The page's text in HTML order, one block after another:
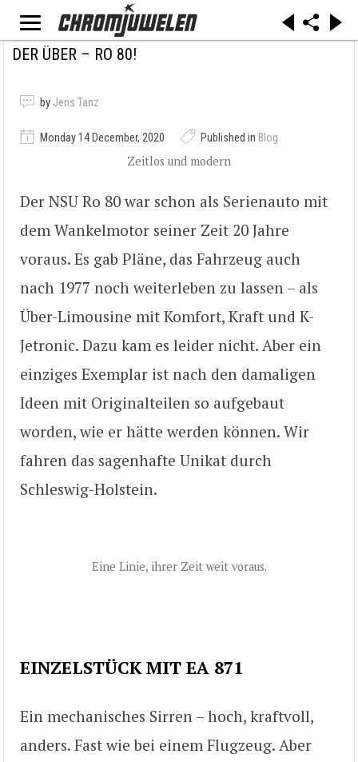
DER ÜBER – RO 80!
by Jens Tanz
Monday 14 December, 2020 Published in Blog
Zeitlos und modern
Der NSU Ro 80 war schon als Serienauto mit
dem Wankelmotor seiner Zeit 20 Jahre
voraus. Es gab Pläne, das Fahrzeug auch
nach 1977 noch weiterleben zu lassen – als
Über-Limousine mit Komfort, Kraft und K-
Jetronic. Dazu kam es leider nicht. Aber ein
einziges Exemplar ist nach den damaligen
Ideen mit Originalteilen so aufgebaut
worden, wie er hätte werden können. Wir
fahren das sagenhafte Unikat durch
Schleswig-Holstein.
Eine Linie, ihrer Zeit weit voraus.
EINZELSTÜCK MIT EA 871
Ein mechanisches Sirren – hoch, kraftvoll,
anders. Fast wie bei einem Flugzeug. Aber